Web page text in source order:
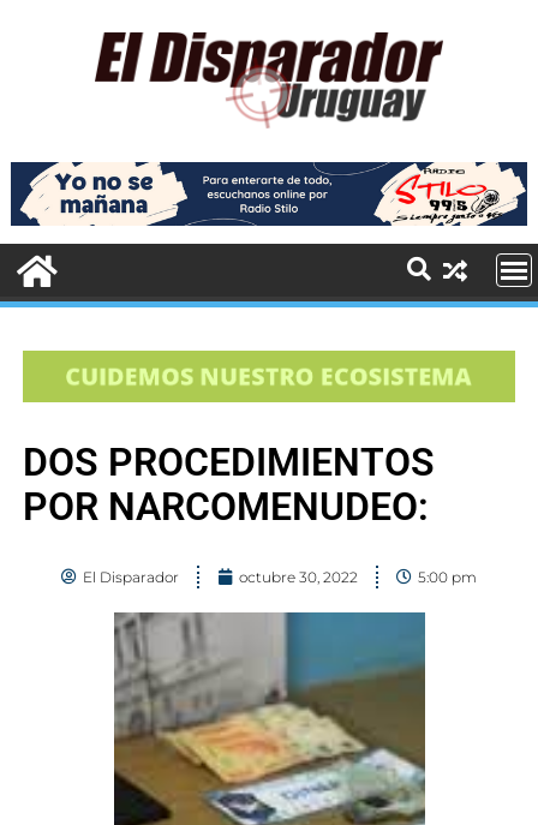
DOS PROCEDIMIENTOS
POR NARCOMENUDEO:
El Disparador octubre 30, 2022 5:00 pm